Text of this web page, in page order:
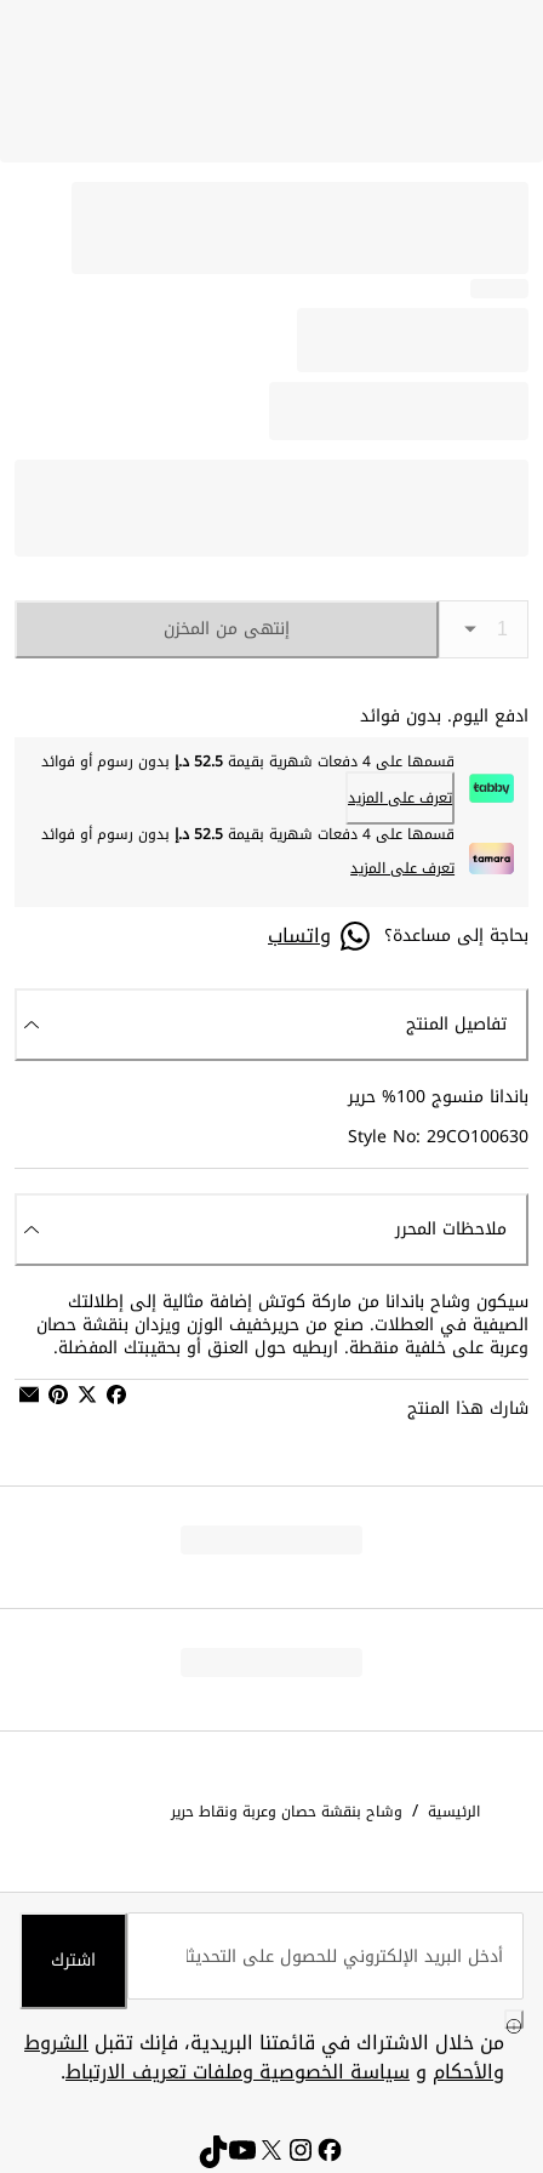
إنتهى من المخزن
ادفع اليوم. بدون فوائد
قسمها على 4 دفعات شهرية بقيمة 52.5 د.إ
بدون رسوم أو فوائد
تعرف على المزيد
قسمها على 4 دفعات شهرية بقيمة
52.5 د.إ
بدون رسوم أو فوائد
تعرف على المزيد
بحاجة إلى مساعدة؟ واتساب
تفاصيل المنتج
باندانا منسوج 100% حرير
Style No: 29CO100630
ملاحظات المحرر
سيكون وشاح باندانا من ماركة كوتش إضافة مثالية إلى إطلالتك
الصيفية في العطلات. صنع من حريرخفيف الوزن ويزدان بنقشة حصان
وعربة على خلفية منقطة. اربطيه حول العنق أو بحقيبتك المفضلة.
شارك هذا المنتج
الرئيسية / وشاح بنقشة حصان وعربة ونقاط حرير
اشترك
من خلال الاشتراك في قائمتنا البريدية، فإنك تقبلالشروط
والأحكام وسياسة الخصوصية وملفات تعريف الارتباط.